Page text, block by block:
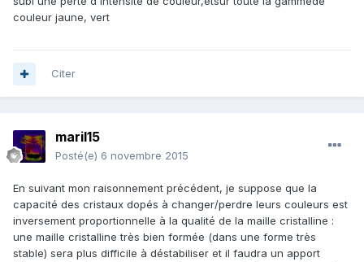
couleur jaune, vert
Citer
maril15
Posté(e) 6 novembre 2015
En suivant mon raisonnement précédent, je suppose que la
capacité des cristaux dopés à changer/perdre leurs couleurs est
inversement proportionnelle à la qualité de la maille cristalline :
une maille cristalline très bien formée (dans une forme très
stable) sera plus difficile à déstabiliser et il faudra un apport